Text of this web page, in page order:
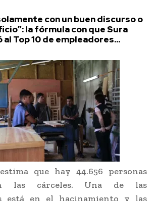
con un buen discurso o
la fórmula con que Sura
Top 10 de empleadores...
que hay 44.656 personas
las cárceles. Una de las
está en el hacinamiento y las